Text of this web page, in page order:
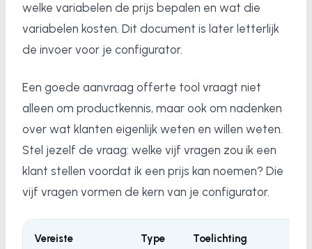
welke variabelen de prijs bepalen en wat die
variabelen kosten. Dit document is later letterlijk
de invoer voor je configurator.
Een goede aanvraag offerte tool vraagt niet
alleen om productkennis, maar ook om nadenken
over wat klanten eigenlijk weten en willen weten.
Stel jezelf de vraag: welke vijf vragen zou ik een
klant stellen voordat ik een prijs kan noemen? Die
vijf vragen vormen de kern van je configurator.
Vereiste Type Toelichting